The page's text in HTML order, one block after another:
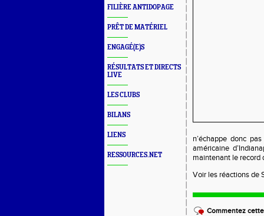
FILIÈRE ANTIDOPAGE
PRÊT DE MATÉRIEL
ENGAGÉ(E)S
RÉSULTATS ET DIRECTS
LIVE
LES CLUBS
BILANS
LIENS
RESSOURCES.NET
n’échappe donc
américaine
maintenant le record
Voir les réactions de
Commentez